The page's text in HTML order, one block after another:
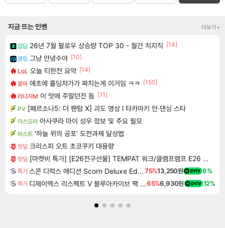
지금 뜨는 인벤 더보기+
잡담 26년 7월 팔로우 상승량 TOP 30 - 월간 치지직 [14]
클립 그냥 안녕수야 [10]
LoL 오늘 티한전 요약 [14]
로아 애초에 홀딩저가가 짜치는게 이거임 ㅋㅋ
[155]
리니지M 이 맛에 주말던전 돔 [11]
PV [페르소나5: 더 팬텀 X] 괴도 영상 l 타카마키 안·댄싱 스타
아스오라 아사쿠라 마이 성우 정보 및 주요 필모
비스트 '하늘 위의 공포' 도전과제 달성법
핫딜 크리스피 오트 초코쿠키 대용량
핫딜 [마켓비 특가] [E26전구선물] TEMPAT 워크/클램프램프 E26 KS2042T/01 옐로우 4814.7407
특가 스콘 디럭스 에디션 Scorn Deluxe Edition75%13,250원 6%
특가 디제이맥스 리스펙트 V 블루아카이브 팩 DJMAX RESPECT V Blue Archive Pack DLC65%6,930원 12%